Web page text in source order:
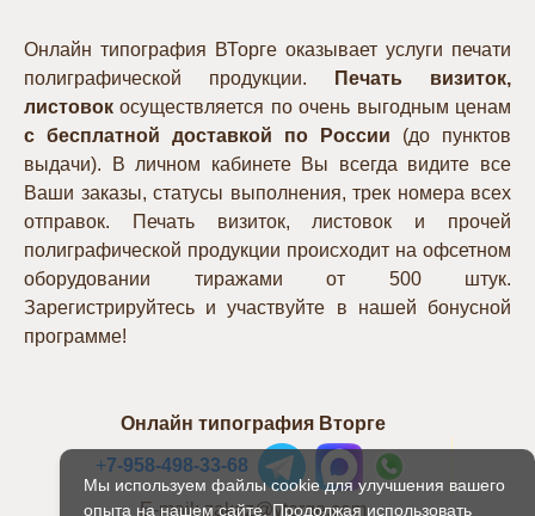
Мы используем файлы cookie для улучшения вашего
опыта на нашем сайте. Продолжая использовать
Онлайн типография ВТорге оказывает услуги печати
полиграфической продукции.
Печать визиток,
листовок осуществляется по очень выгодным ценам
с бесплатной доставкой по России (до пунктов
выдачи). В личном кабинете Вы всегда видите все
Ваши заказы, статусы выполнения, трек номера всех
отправок. Печать визиток, листовок и прочей
полиграфической продукции происходит на офсетном
оборудовании тиражами от 500 штук.
Зарегистрируйтесь и участвуйте в нашей бонусной
программе!
Онлайн типография Вторге
+7-958-498-33-68
E-mail: zakaz@vtorge.com